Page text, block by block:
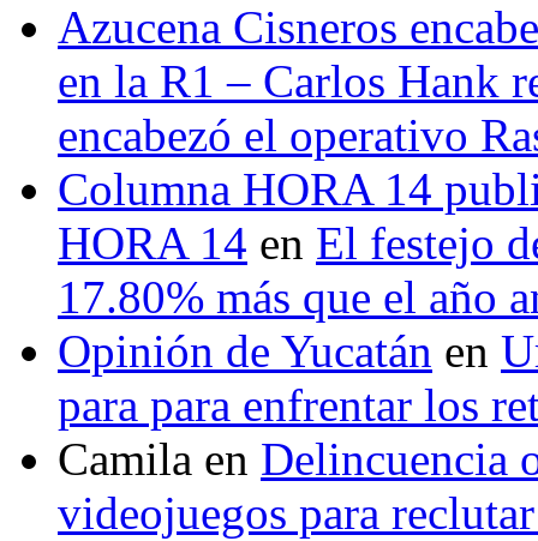
Azucena Cisneros
en la R1 – Carlos Hank
encabezó el operativo
Columna HORA 14
HORA 14 en El festejo
17.80% más que el año
Opinión de Yucatán en
para para enfrentar los
Camila en Delincuencia
videojuegos para